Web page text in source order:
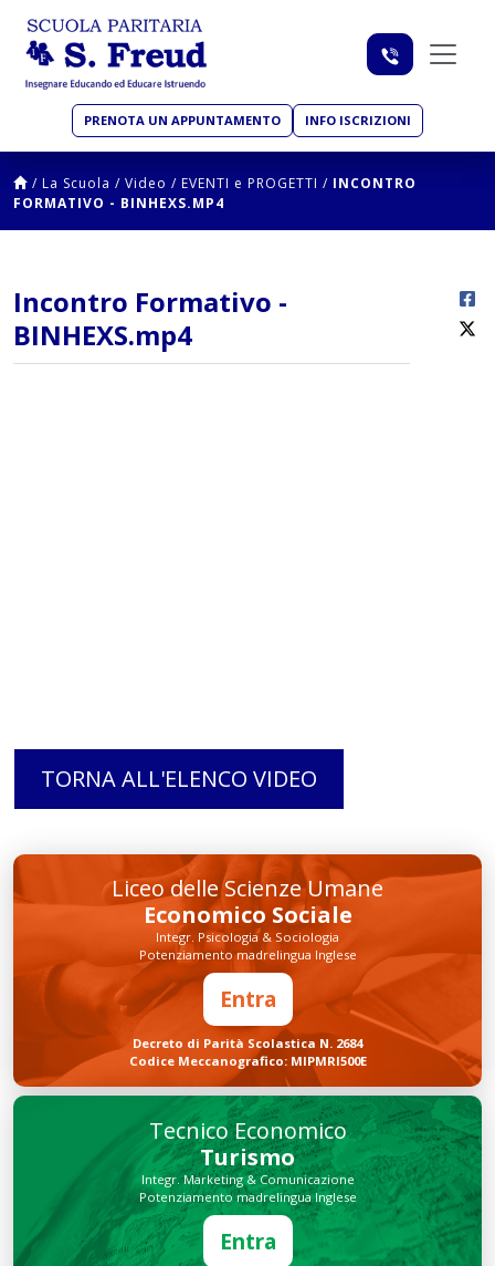
PRENOTA UN APPUNTAMENTO INFO ISCRIZIONI
/ La Scuola / Video / EVENTI e PROGETTI / INCONTRO
FORMATIVO - BINHEXS.MP4
Incontro Formativo -
BINHEXS.mp4
TORNA ALL'ELENCO VIDEO
Liceo delle Scienze Umane
Economico Sociale
Integr. Psicologia & Sociologia
Potenziamento madrelingua Inglese
Entra
Decreto di Parità Scolastica N. 2684
Codice Meccanografico: MIPMRI500E
Tecnico Economico
Turismo
Integr. Marketing & Comunicazione
Potenziamento madrelingua Inglese
Entra